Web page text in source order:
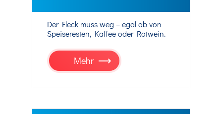
Der Fleck muss weg – egal ob von
Speiseresten, Kaffee oder Rotwein.
Mehr